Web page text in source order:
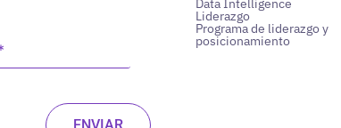
Data Intelligence
Liderazgo
Programa de liderazgo y
posicionamiento